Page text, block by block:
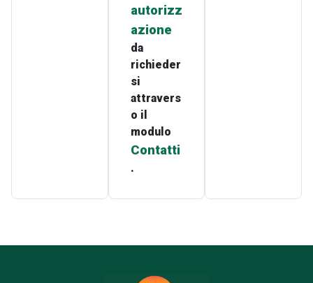
autorizz
azione
da
richieder
si
attravers
o il
modulo
Contatti
.